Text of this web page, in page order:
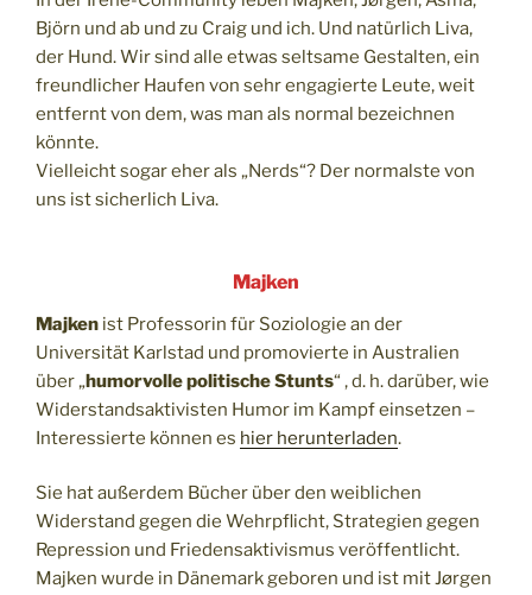
Björn und ab und zu Craig und ich. Und natürlich Liva,
der Hund. Wir sind alle etwas seltsame Gestalten, ein
freundlicher Haufen von sehr engagierte Leute, weit
entfernt von dem, was man als normal bezeichnen
könnte.
Vielleicht sogar eher als „Nerds“? Der normalste von
uns ist sicherlich Liva.
Majken
Majken ist Professorin für Soziologie an der
Universität Karlstad und promovierte in Australien
über „humorvolle politische Stunts“ , d. h. darüber, wie
Widerstandsaktivisten Humor im Kampf einsetzen –
Interessierte können es hier herunterladen.
Sie hat außerdem Bücher über den weiblichen
Widerstand gegen die Wehrpflicht, Strategien gegen
Repression und Friedensaktivismus veröffentlicht.
Majken wurde in Dänemark geboren und ist mit Jørgen